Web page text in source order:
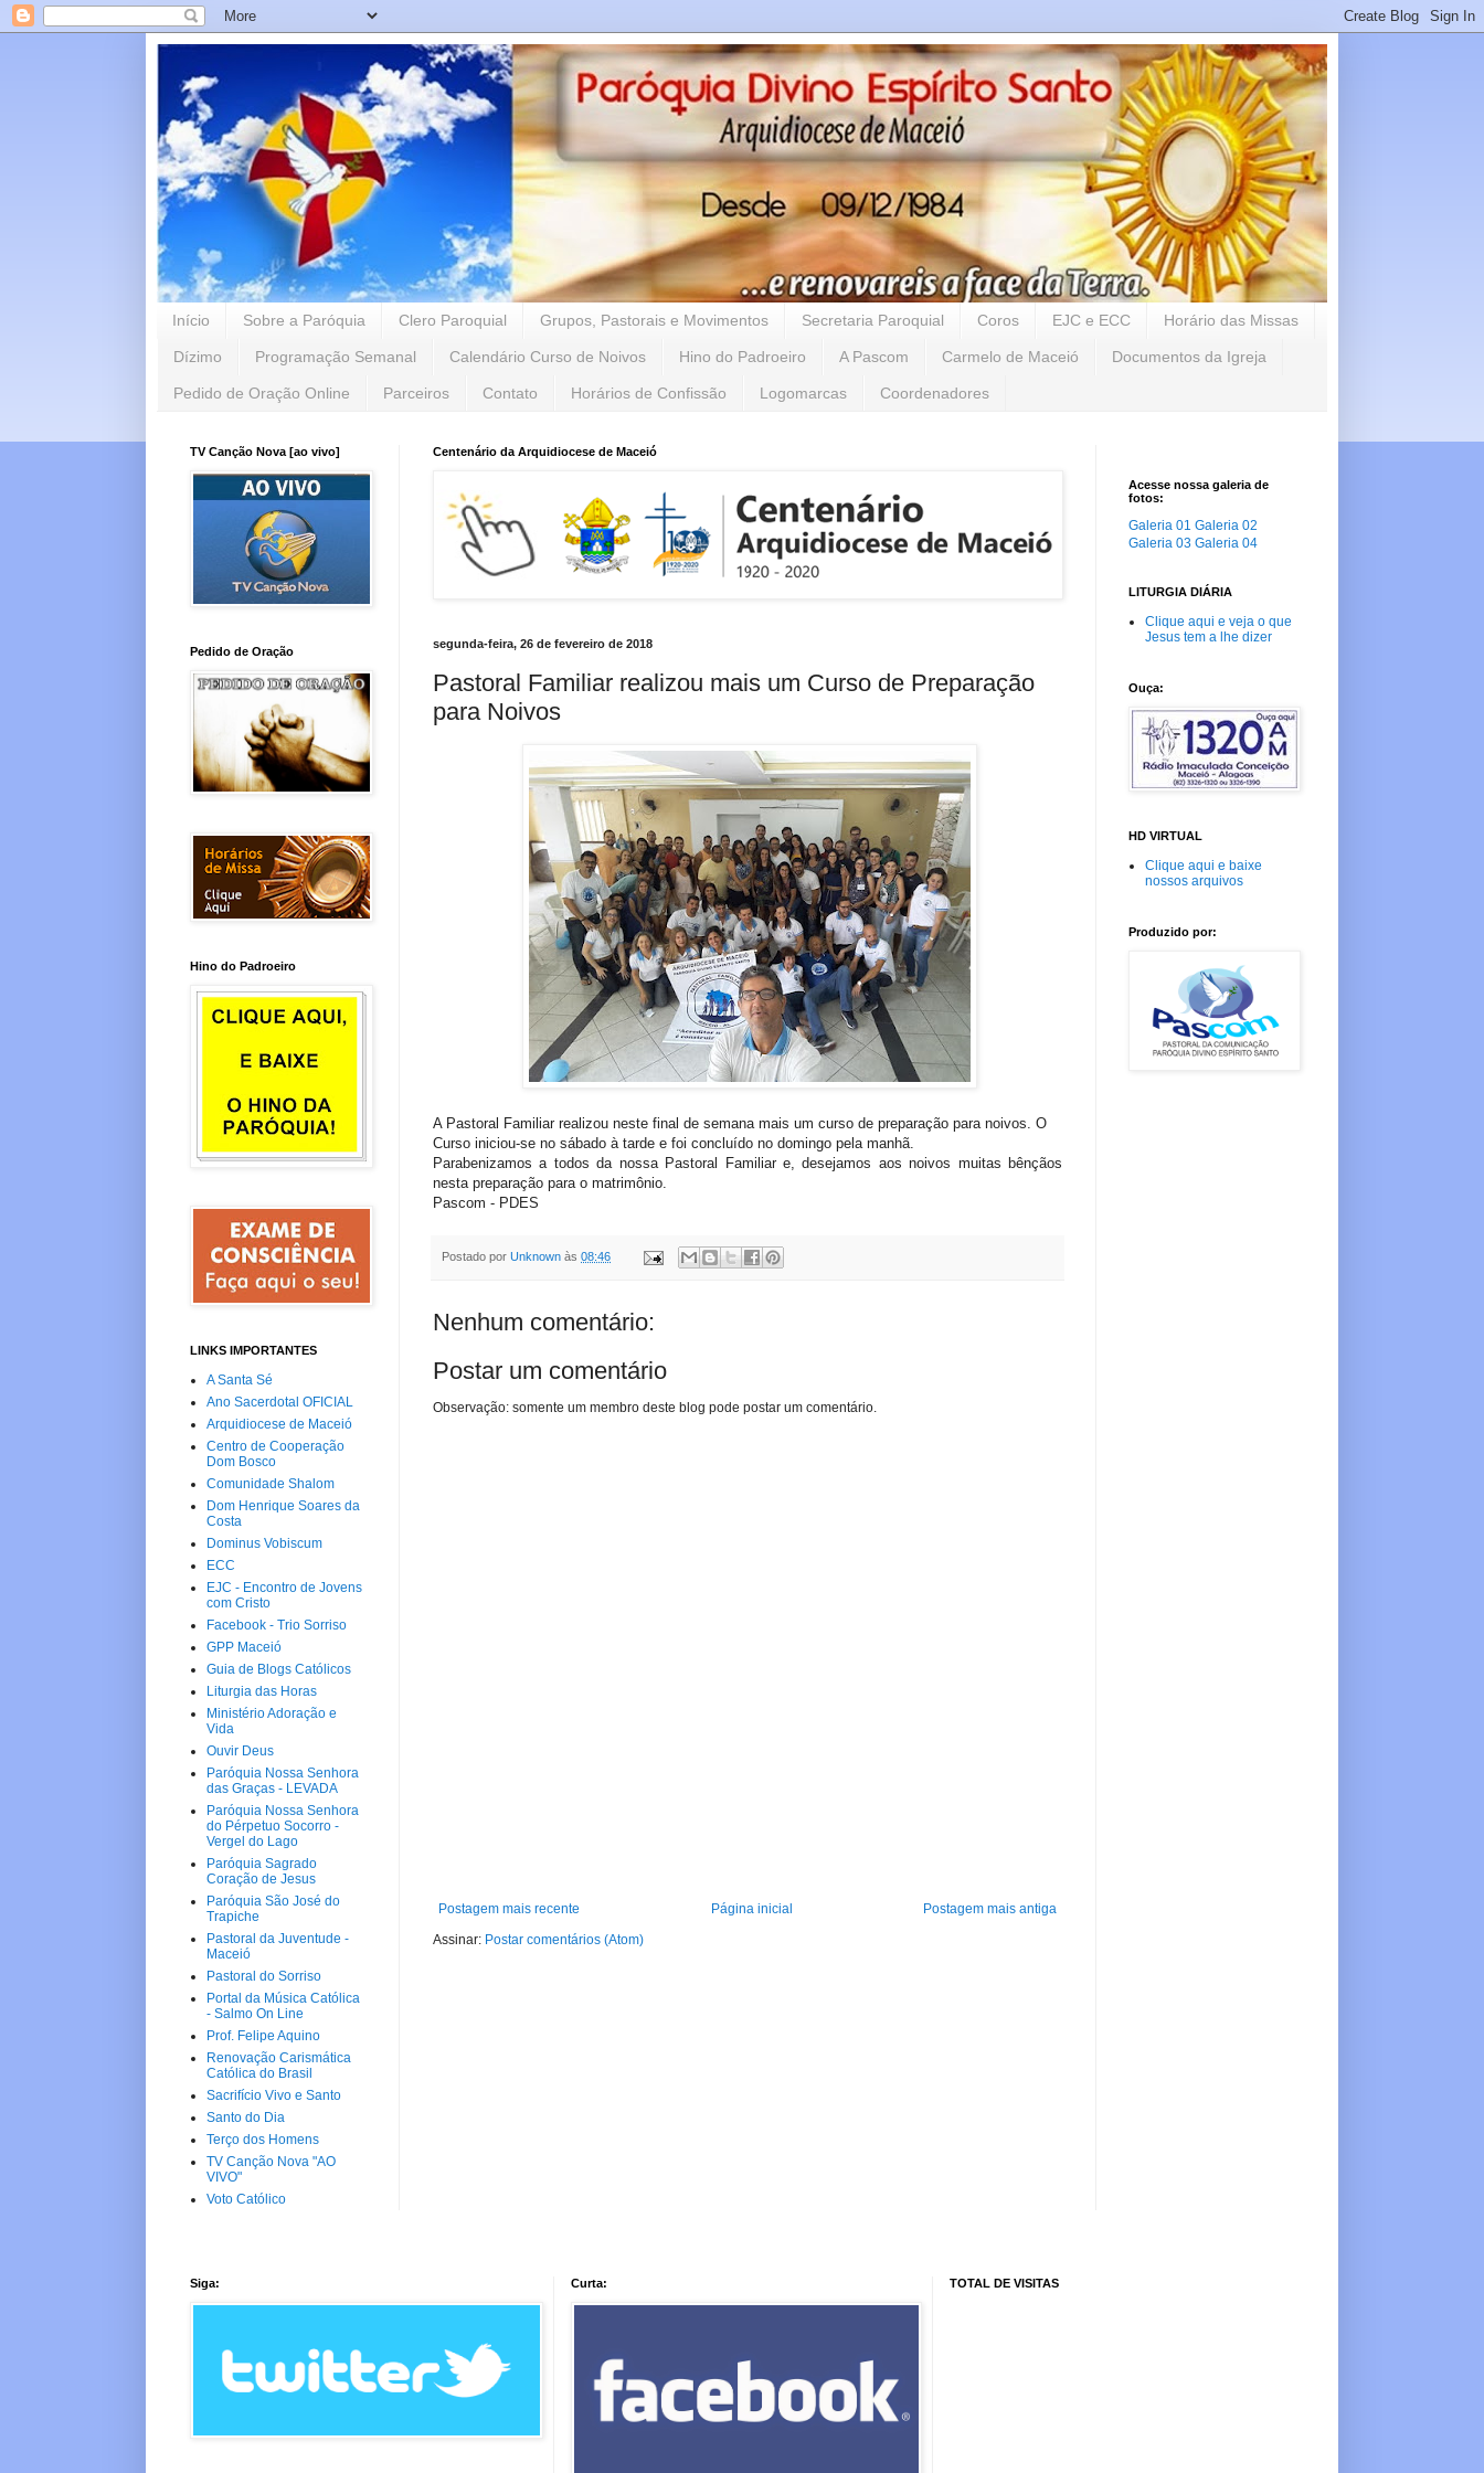
Início Sobre a Paróquia Clero Paroquial Grupos, Pastorais e Movimentos Secretaria Paroquial Coros EJC e ECC Horário das Missas
Dízimo Programação Semanal Calendário Curso de Noivos Hino do Padroeiro A Pascom Carmelo de Maceió Documentos da Igreja
Pedido de Oração Online Parceiros Contato Horários de Confissão Logomarcas Coordenadores
Centenário da Arquidiocese de Maceió
segunda-feira, 26 de fevereiro de 2018
Pastoral Familiar realizou mais um Curso de Preparação
para Noivos
A Pastoral Familiar realizou neste final de semana mais um curso de preparação para noivos. O
Curso iniciou-se no sábado à tarde e foi concluído no domingo pela manhã.
Parabenizamos a todos da nossa Pastoral Familiar e, desejamos aos noivos muitas bênçãos
nesta preparação para o matrimônio.
Pascom - PDES
Postado por Unknown às 08:46
Nenhum comentário:
Postar um comentário
Observação: somente um membro deste blog pode postar um comentário.
Postagem mais recente Postagem mais antiga
Página inicial
Assinar: Postar comentários (Atom)
TV Canção Nova [ao vivo]
Pedido de Oração
Hino do Padroeiro
LINKS IMPORTANTES
A Santa Sé
Ano Sacerdotal OFICIAL
Arquidiocese de Maceió
Centro de Cooperação
Dom Bosco
Comunidade Shalom
Dom Henrique Soares da
Costa
Dominus Vobiscum
ECC
EJC - Encontro de Jovens
com Cristo
Facebook - Trio Sorriso
GPP Maceió
Guia de Blogs Católicos
Liturgia das Horas
Ministério Adoração e
Vida
Ouvir Deus
Paróquia Nossa Senhora
das Graças - LEVADA
Paróquia Nossa Senhora
do Pérpetuo Socorro -
Vergel do Lago
Paróquia Sagrado
Coração de Jesus
Paróquia São José do
Trapiche
Pastoral da Juventude -
Maceió
Pastoral do Sorriso
Portal da Música Católica
- Salmo On Line
Prof. Felipe Aquino
Renovação Carismática
Católica do Brasil
Sacrifício Vivo e Santo
Santo do Dia
Terço dos Homens
TV Canção Nova "AO
VIVO"
Voto Católico
Acesse nossa galeria de
fotos:
Galeria 01 Galeria 02
Galeria 03 Galeria 04
LITURGIA DIÁRIA
Clique aqui e veja o que
Jesus tem a lhe dizer
Ouça:
HD VIRTUAL
Clique aqui e baixe
nossos arquivos
Produzido por:
Siga: Curta: TOTAL DE VISITAS